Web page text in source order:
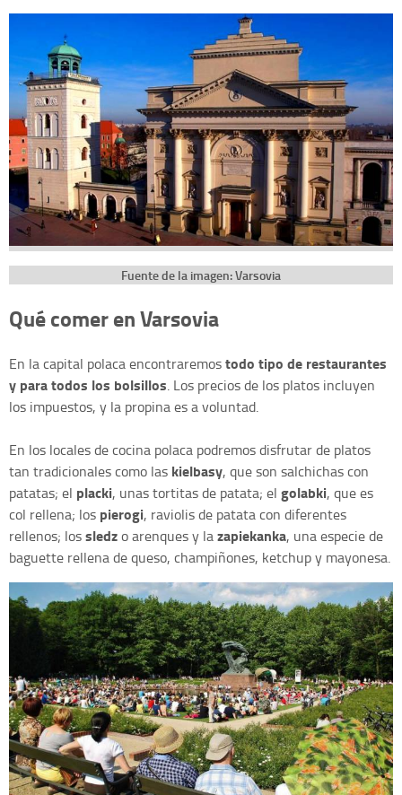
Fuente de la imagen: Varsovia
Qué comer en Varsovia
En la capital polaca encontraremostodo tipo de restaurantes
y para todos los bolsillos. Los precios de los platos incluyen
los impuestos, y la propina es a voluntad.
En los locales de cocina polaca podremos disfrutar de platos
tan tradicionales como las kielbasy, que son salchichas con
patatas; el placki, unas tortitas de patata; el golabki, que es
col rellena; los pierogi, raviolis de patata con diferentes
rellenos; lossledzo arenques y lazapiekanka, una especie de
baguette rellena de queso, champiñones, ketchup y mayonesa.